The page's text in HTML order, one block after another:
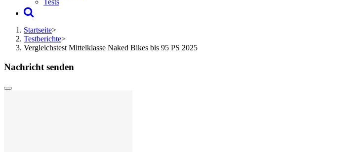
Tests
Startseite>
Testberichte>
Vergleichstest Mittelklasse Naked Bikes bis 95 PS 2025
Nachricht senden